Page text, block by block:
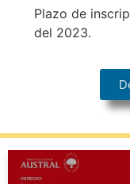
Plazo de
del 2023.